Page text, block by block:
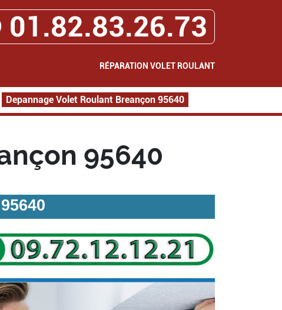
RÉPARATION VOLET ROULANT
Depannage Volet Roulant Breançon 95640
95640